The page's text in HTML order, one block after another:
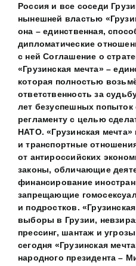
Россия и все соседи
нынешней властью
она – единственная,
дипломатические
с ней Соглашение о
«Грузинская мечта» –
которая полностью
ответственность за
лет безуспешных попыток
регламенту с целью
НАТО. «Грузинская
и транспортные
от антироссийских
законы, обличающие
финансирование
запрещающие
и подростков.
выборы в Грузии,
прессинг, шантаж и
сегодня «Грузинская
народного президента –